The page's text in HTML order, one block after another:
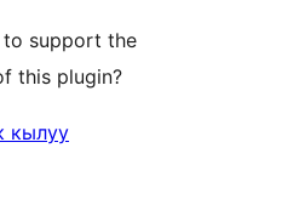
to support the
this plugin?
кылуу